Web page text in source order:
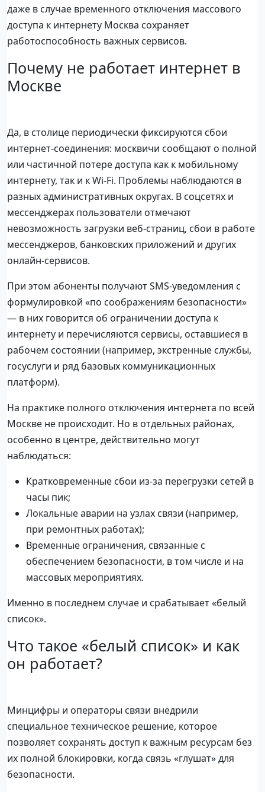
даже в случае временного отключения массового
доступа к интернету Москва сохраняет
работоспособность важных сервисов.
Почему не работает интернет в
Москве
Да, в столице периодически фиксируются сбои
интернет-соединения: москвичи сообщают о полной
или частичной потере доступа как к мобильному
интернету, так и к Wi-Fi. Проблемы наблюдаются в
разных административных округах. В соцсетях и
мессенджерах пользователи отмечают
невозможность загрузки веб-страниц, сбои в работе
мессенджеров, банковских приложений и других
онлайн-сервисов.
При этом абоненты получают SMS-уведомления с
формулировкой «по соображениям безопасности»
— в них говорится об ограничении доступа к
интернету и перечисляются сервисы, оставшиеся в
рабочем состоянии (например, экстренные службы,
госуслуги и ряд базовых коммуникационных
платформ).
На практике полного отключения интернета по всей
Москве не происходит. Но в отдельных районах,
особенно в центре, действительно могут
наблюдаться:
Кратковременные сбои из-за перегрузки сетей в
часы пик;
Локальные аварии на узлах связи (например,
при ремонтных работах);
Временные ограничения, связанные с
обеспечением безопасности, в том числе и на
массовых мероприятиях.
Именно в последнем случае и срабатывает «белый
список».
Что такое «белый список» и как
он работает?
Минцифры и операторы связи внедрили
специальное техническое решение, которое
позволяет сохранять доступ к важным ресурсам без
их полной блокировки, когда связь «глушат» для
безопасности.